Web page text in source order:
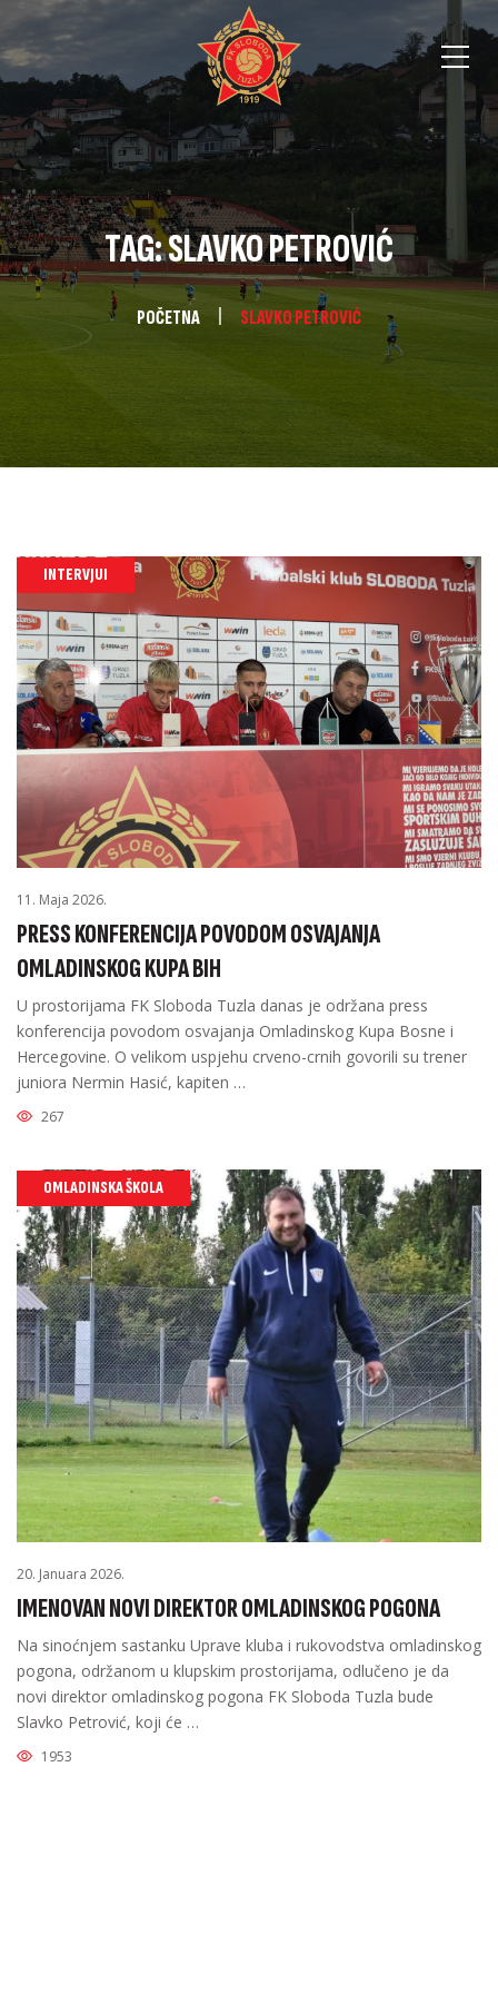
TAG: SLAVKO PETROVIĆ
POČETNA SLAVKO PETROVIĆ
INTERVJUI
11. Maja 2026.
PRESS KONFERENCIJA POVODOM OSVAJANJA
OMLADINSKOG KUPA BIH
U prostorijama FK Sloboda Tuzla danas je održana press
konferencija povodom osvajanja Omladinskog Kupa Bosne i
Hercegovine. O velikom uspjehu crveno-crnih govorili su trener
juniora Nermin Hasić, kapiten …
267
OMLADINSKA ŠKOLA
20. Januara 2026.
IMENOVAN NOVI DIREKTOR OMLADINSKOG POGONA
Na sinoćnjem sastanku Uprave kluba i rukovodstva omladinskog
pogona, održanom u klupskim prostorijama, odlučeno je da
novi direktor omladinskog pogona FK Sloboda Tuzla bude
Slavko Petrović, koji će …
1953